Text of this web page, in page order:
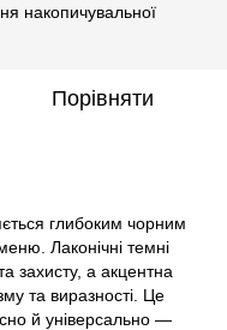
накопичувальної
Порівняти
глибоким чорним
Лаконічні темні
захисту, а акцентна
та виразності. Це
й універсально —